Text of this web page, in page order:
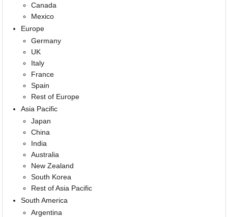
Canada
Mexico
Europe
Germany
UK
Italy
France
Spain
Rest of Europe
Asia Pacific
Japan
China
India
Australia
New Zealand
South Korea
Rest of Asia Pacific
South America
Argentina